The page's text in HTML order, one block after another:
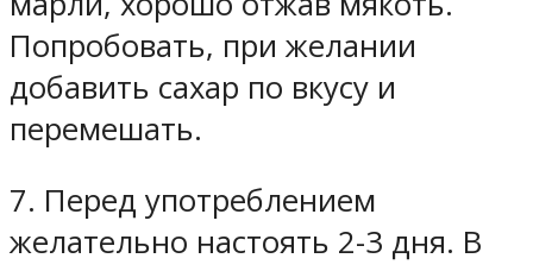
Попробовать, при желании
добавить сахар по вкусу и
перемешать.
7. Перед употреблением
желательно настоять 2-3 дня. В